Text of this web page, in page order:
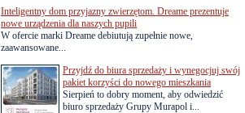
Inteligentny dom przyjazny zwierzętom. Dreame prezentuje
nowe urządzenia dla naszych pupili
W ofercie marki Dreame debiutują zupełnie nowe,
zaawansowane...
Przyjdź do biura sprzedaży i wynegocjuj swój
pakiet korzyści do nowego mieszkania
Sierpień to dobry moment, aby odwiedzić
biuro sprzedaży Grupy Murapol i...